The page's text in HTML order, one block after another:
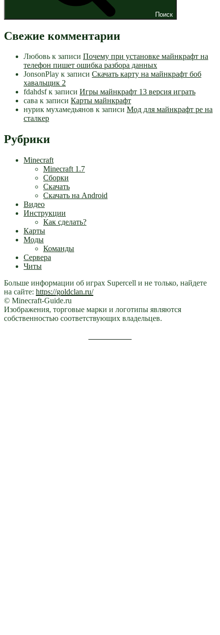
Поиск
Свежие комментарии
Любовь к записи Почему при установке майнкрафт на
телефон пишет ошибка разбора данных
JonsonPlay к записи Скачать карту на майнкрафт боб
хавальщик 2
fdahdsfк записи Игры майнкрафт 13 версия играть
сава к записи Карты майнкрафт
нурик мухамедьянов к записи Мод для майнкрафт pe на
сталкер
Рубрики
Minecraft
Minecraft 1.7
Сборки
Скачать
Скачать на Android
Видео
Инструкции
Как сделать?
Карты
Моды
Команды
Сервера
Читы
Больше информации об играх Supercell и не только, найдете
на сайте: https://goldclan.ru/
© Minecraft-Guide.ru
Изображения, торговые марки и логотипы являются
собственностью соответствующих владельцев.